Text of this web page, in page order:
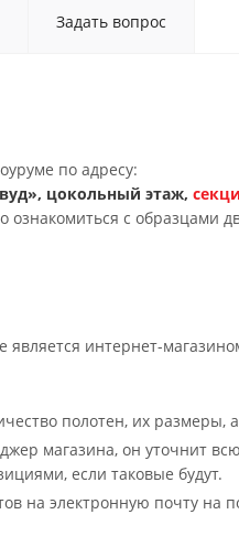
Задать вопрос
по адресу:
цокольный этаж,
с образцами
интернет-
полотен, их размеры,
магазина, он уточнит
если таковые будут.
на электронную почту на